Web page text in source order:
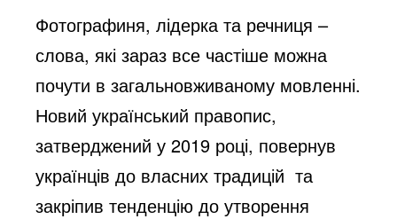
Фотографиня, лідерка та речниця –
слова, які зараз все частіше можна
почути в загальновживаному мовленні.
Новий український правопис,
затверджений у 2019 році, повернув
українців до власних традицій та
закріпив тенденцію до утворення